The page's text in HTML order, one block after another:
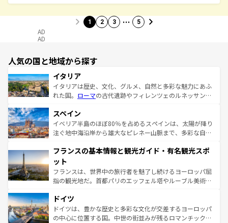
1 2 3 … 5
AD
AD
人気の国と地域から探す
イタリア
イタリアは歴史、文化、グルメ、自然と多彩な魅力にあふ
れた国。 ローマの古代遺跡やフィレンツェのルネッサンス
ろん、トスカーナの美しい田園風景やアマルフィ海岸の絶
景など、自然景観も見逃せない。観光の合間には、本場の
ピザやパスタなど、絶品のイタリア料理を堪能することも
ませてくれるイタリアで、忘れられない旅をしてみよう！
なお、新着のイタリア情報は
しい。
スペイン
イベリア半島のほぼ80％を占めるスペインは、太陽が降り
注ぐ地中海沿岸から雄大なピレネー山脈まで、多彩な自然
文化が根付くこの国では、情熱的なフラメンコ、熱気あふ
れる闘牛、そして美味しいタパスが生活の一部となってい
る。首都マドリードの洗練された雰囲気や、バルセロナの
アートに溢れた街角から、地方では古代ローマ遺跡や中世
せる。地方によって風土や気候が異なるスペインはその個
性で訪れる人を魅了する。 なお、新着のスペイン情報は コ
ンテンツ一覧を参照してほしい。
フランスの基本情報と観光ガイド・有名観光スポ
ット
フランスは、世界中の旅行者を魅了し続けるヨーロッパ屈
指の観光地だ。首都パリのエッフェル塔やルーブル美術館
で、幅広い魅力が詰まっている。華麗な宮殿、歴史的な大
聖堂、美しいビーチ、そして豊かな自然が、訪れる者を心
から魅了する。また、フランスは美食の国としても知ら
ドイツ
ドイツは、豊かな歴史と多彩な文化が交差するヨーロッパ
の中心に位置する国。中世の街並みが残るロマンチック街